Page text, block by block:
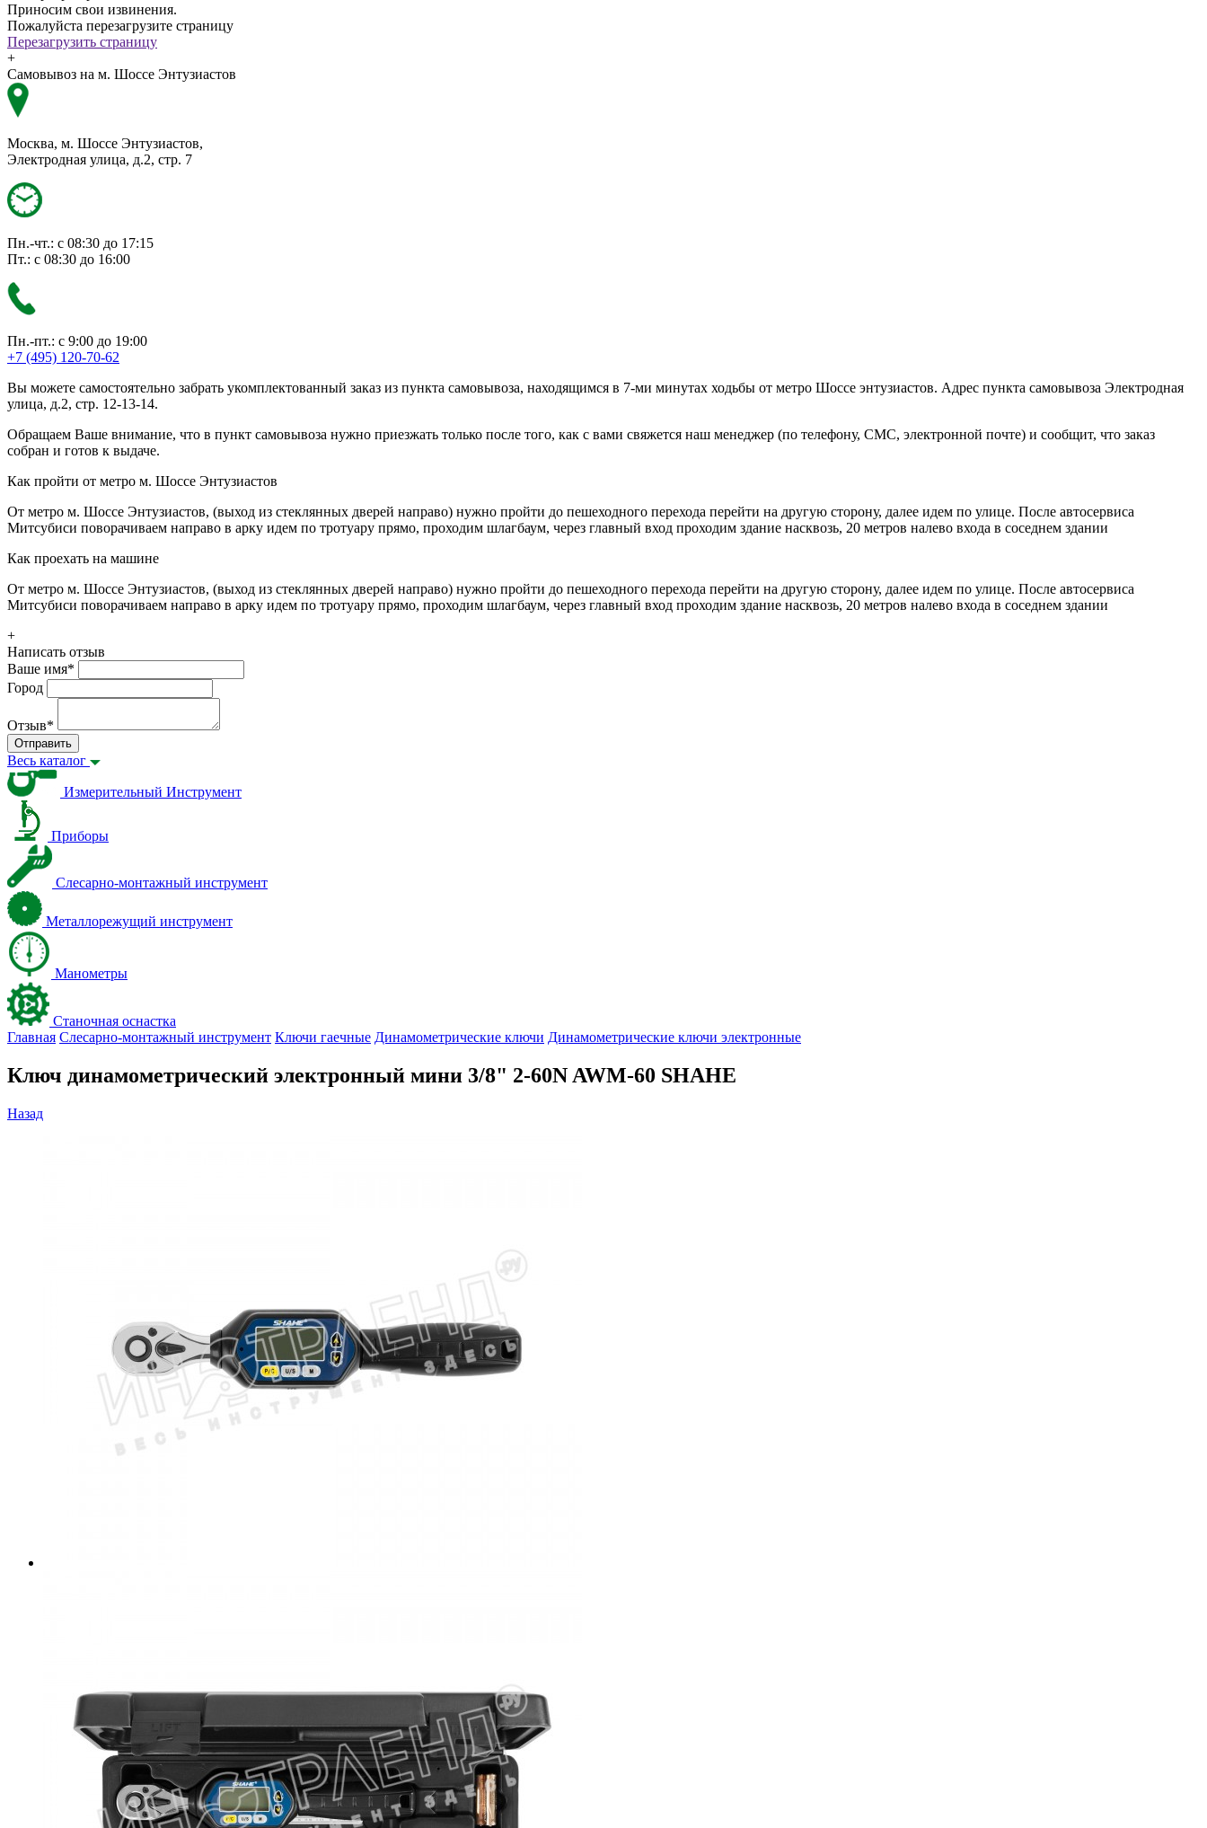
Приносим свои извинения.
Пожалуйста перезагрузите страницу
Перезагрузить страницу
+
Самовывоз на м. Шоссе Энтузиастов
Москва, м. Шоссе Энтузиастов,
Электродная улица, д.2, стр. 7
Пн.-чт.: с 08:30 до 17:15
Пт.: с 08:30 до 16:00
Пн.-пт.: с 9:00 до 19:00
+7 (495) 120-70-62
Вы можете самостоятельно забрать укомплектованный заказ из пункта самовывоза, находящимся в 7-ми минутах ходьбы от метро Шоссе энтузиастов. Адрес пункта самовывоза Электродная
улица, д.2, стр. 12-13-14.
Обращаем Ваше внимание, что в пункт самовывоза нужно приезжать только после того, как с вами свяжется наш менеджер (по телефону, СМС, электронной почте) и сообщит, что заказ
собран и готов к выдаче.
Как пройти от метро м. Шоссе Энтузиастов
От метро м. Шоссе Энтузиастов, (выход из стеклянных дверей направо) нужно пройти до пешеходного перехода перейти на другую сторону, далее идем по улице. После автосервиса
Митсубиси поворачиваем направо в арку идем по тротуару прямо, проходим шлагбаум, через главный вход проходим здание насквозь, 20 метров налево входа в соседнем здании
Как проехать на машине
От метро м. Шоссе Энтузиастов, (выход из стеклянных дверей направо) нужно пройти до пешеходного перехода перейти на другую сторону, далее идем по улице. После автосервиса
Митсубиси поворачиваем направо в арку идем по тротуару прямо, проходим шлагбаум, через главный вход проходим здание насквозь, 20 метров налево входа в соседнем здании
+
Написать отзыв
Ваше имя*
Город
Отзыв*
Отправить
Весь каталог
Измерительный Инструмент
Приборы
Слесарно-монтажный инструмент
Металлорежущий инструмент
Манометры
Станочная оснастка
Главная Слесарно-монтажный инструмент Ключи гаечные Динамометрические ключи Динамометрические ключи электронные
Ключ динамометрический электронный мини 3/8" 2-60N AWM-60 SHAHE
Назад